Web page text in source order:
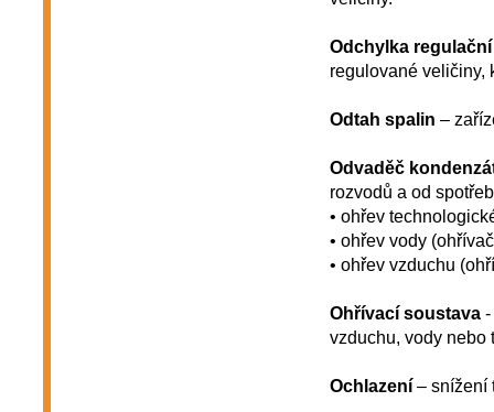
Odchylka
regulované veličiny,
Odtah spalin –
Odvaděč
rozvodů a od
• ohřev
• ohřev vody
• ohřev vzduchu
Ohřívací soustava-
vzduchu, vody
Ochlazení– snížení